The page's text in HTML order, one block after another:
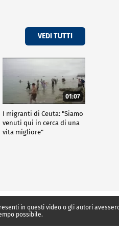
VEDI TUTTI
01:07
I migranti di Ceuta: "Siamo
venuti qui in cerca di una
vita migliore"
in questi video o gli autori
possibile.